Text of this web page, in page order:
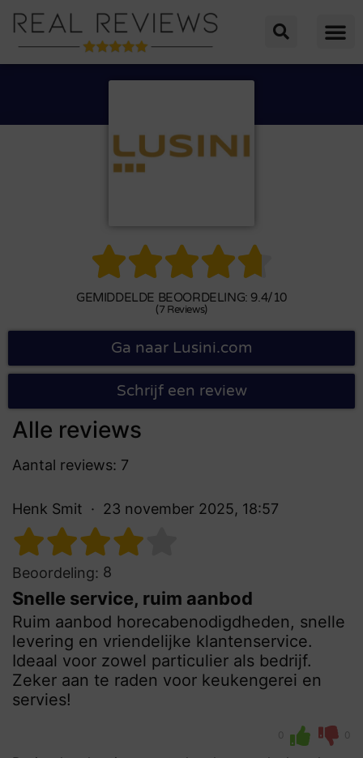

GEMIDDELDE BEOORDELING: 9.4/10
(7 Reviews)
Ga naar Lusini.com
Schrijf een review
Alle reviews
Aantal reviews: 7
Henk Smit 23 november 2025, 18:57
Beoordeling: 8
Snelle service, ruim aanbod
Ruim aanbod horecabenodigdheden, snelle
levering en vriendelijke klantenservice.
Ideaal voor zowel particulier als bedrijf.
Zeker aan te raden voor keukengerei en
servies!
0 0